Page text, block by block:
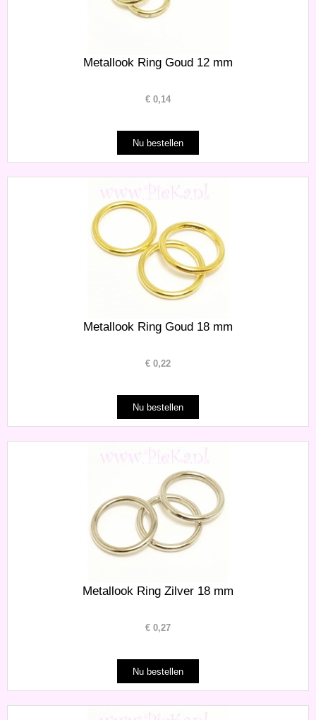
Metallook Ring Goud 12 mm
€ 0,14
Metallook Ring Goud 18 mm
€ 0,22
Metallook Ring Zilver 18 mm
€ 0,27